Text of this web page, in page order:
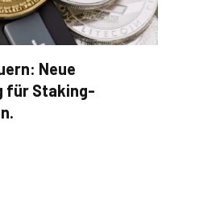
Neue
für Staking-